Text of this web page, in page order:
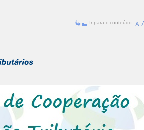
Ir para o conteúdo